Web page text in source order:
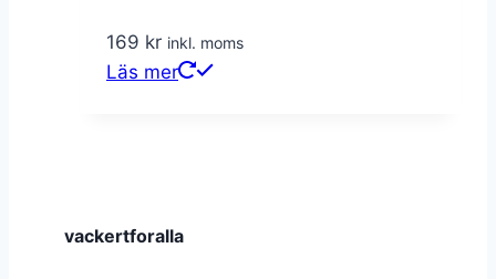
169 kr inkl. moms
Läs mer
vackertforalla